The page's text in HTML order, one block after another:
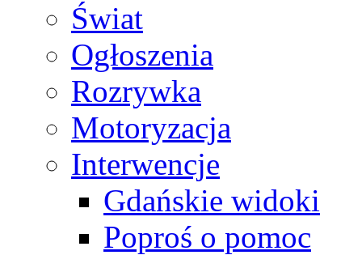
Świat
Ogłoszenia
Rozrywka
Motoryzacja
Interwencje
Gdańskie widoki
Poproś o pomoc